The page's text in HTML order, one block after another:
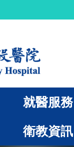
就醫服務
衛教資訊